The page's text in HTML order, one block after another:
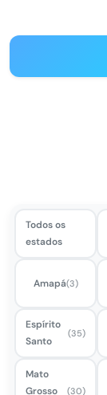
Todos os
estados
Amapá(3)
Espírito
Santo
(35)
Mato
Grosso
(30)